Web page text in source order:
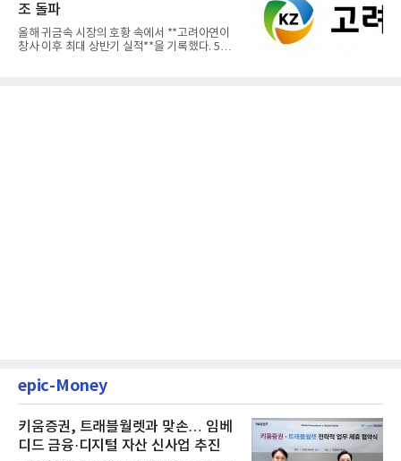
조 돌파
올해 귀금속 시장의 호황 속에서 **고려아연이
창사 이후 최대 상반기 실적**을 기록했다. 5일
epic-Money
키움증권, 트래블월렛과 맞손… 임베
디드 금융·디지털 자산 신사업 추진